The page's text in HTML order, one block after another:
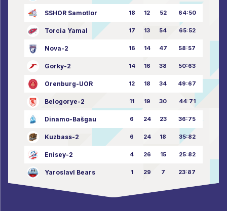
SSHOR Samotlor 18 12 52 64:50
Torcia Yamal 17 13 54 65:52
Nova-2 16 14 47 58:57
Gorky-2 14 16 38 50:63
Orenburg-UOR 12 18 34 49:67
Belogorye-2 11 19 30 44:71
Dinamo-Bašgau 6 24 23 36:75
Kuzbass-2 6 24 18 35:82
Enisey-2 4 26 15 25:82
Yaroslavl Bears 1 29 7 23:87